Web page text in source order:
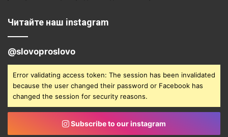
Читайте наш instagram
@slovoproslovo
Error validating access token: The session has been invalidated
because the user changed their password or Facebook has
changed the session for security reasons.
Subscribe to our instagram